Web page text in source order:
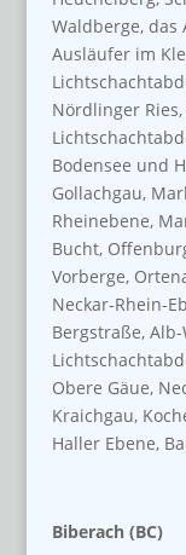
Waldberge, das
Ausläufer im
Nördlinger
Bodensee und
Gollachgau,
Rheinebene,
Bucht,
Vorberge,
Neckar-Rhein-
Bergstraße,
Obere Gäue,
Kraichgau,
Haller Ebene,
Biberach (BC)